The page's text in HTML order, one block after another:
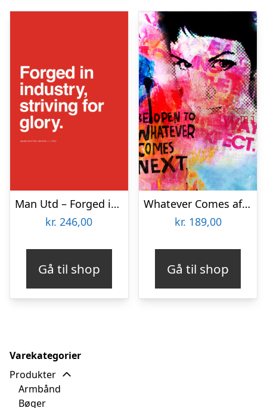
Man Utd – Forged in industry af Olé Olé
kr. 246,00
Gå til shop
Whatever Comes af Rikke Axelsen
kr. 189,00
Gå til shop
Varekategorier
Produkter
Armbånd
Bøger